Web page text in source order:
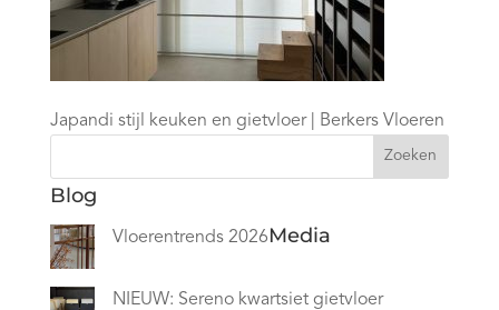
Japandi stijl keuken en gietvloer | Berkers Vloeren
Zoeken
Blog
Vloerentrends 2026
NIEUW: Sereno kwartsiet gietvloer
Media